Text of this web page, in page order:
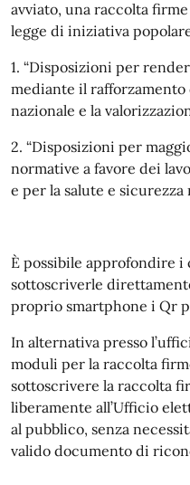
avviato, una raccolta
legge di iniziativa
1. “Disposizioni per
mediante il
nazionale e la
2. “Disposizioni per
normative a favore dei
e per la salute e sicurezza
È possibile approfondire
sottoscriverle
proprio smartphone i Qr
In alternativa presso
moduli per la raccolta
sottoscrivere la raccolta
liberamente all’Ufficio
al pubblico, senza
valido documento di